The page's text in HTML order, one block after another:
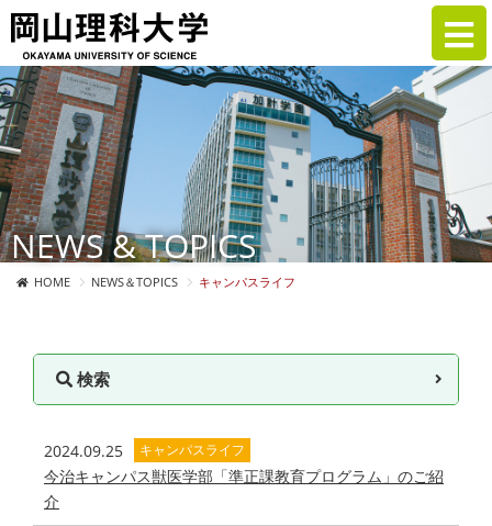
NEWS & TOPICS
HOME NEWS＆TOPICS キャンパスライフ
検索
2024.09.25 キャンパスライフ
今治キャンパス獣医学部「準正課教育プログラム」のご紹
介